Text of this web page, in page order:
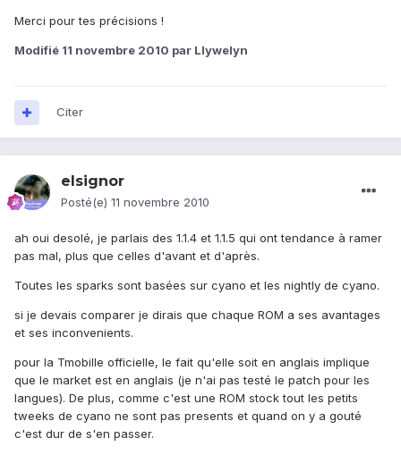
Merci pour tes précisions !
Modifié 11 novembre 2010 par Llywelyn
Citer
elsignor
Posté(e) 11 novembre 2010
ah oui desolé, je parlais des 1.1.4 et 1.1.5 qui ont tendance à ramer
pas mal, plus que celles d'avant et d'après.
Toutes les sparks sont basées sur cyano et les nightly de cyano.
si je devais comparer je dirais que chaque ROM a ses avantages
et ses inconvenients.
pour la Tmobille officielle, le fait qu'elle soit en anglais implique
que le market est en anglais (je n'ai pas testé le patch pour les
langues). De plus, comme c'est une ROM stock tout les petits
tweeks de cyano ne sont pas presents et quand on y a gouté
c'est dur de s'en passer.